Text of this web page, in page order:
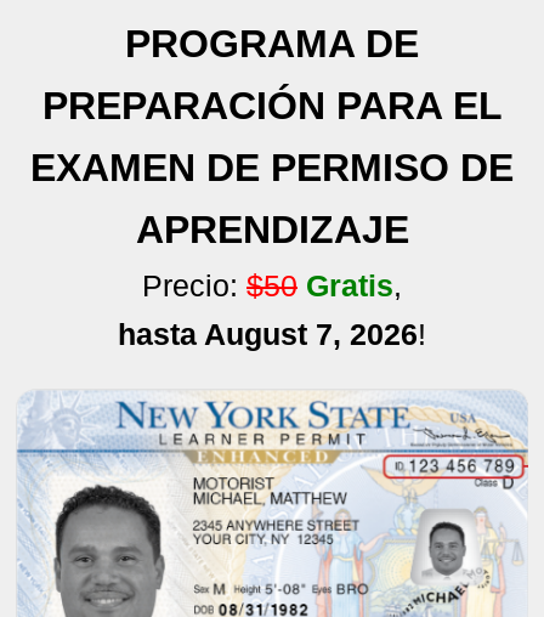
PROGRAMA DE
PREPARACIÓN PARA EL
EXAMEN DE PERMISO DE
APRENDIZAJE
Precio: $50 Gratis,
hasta August 7, 2026!